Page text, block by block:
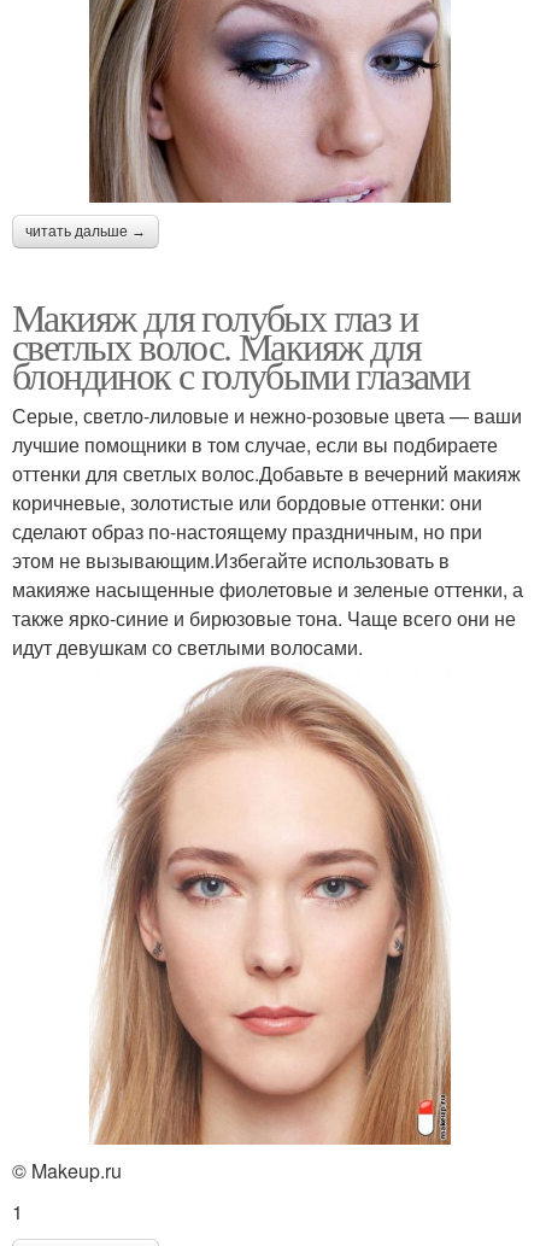
читать дальше →
Макияж для голубых глаз и
светлых волос. Макияж для
блондинок с голубыми глазами
Серые, светло-лиловые и нежно-розовые цвета — ваши
лучшие помощники в том случае, если вы подбираете
оттенки для светлых волос.Добавьте в вечерний макияж
коричневые, золотистые или бордовые оттенки: они
сделают образ по-настоящему праздничным, но при
этом не вызывающим.Избегайте использовать в
макияже насыщенные фиолетовые и зеленые оттенки, а
также ярко-синие и бирюзовые тона. Чаще всего они не
идут девушкам со светлыми волосами.
© Makeup.ru
1